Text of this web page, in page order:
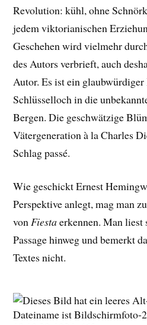
Revolution: kühl, ohne
jedem viktorianischen
Geschehen wird vielmehr
des Autors verbrieft, auch
Autor. Es ist ein
Schlüsselloch in die
Bergen. Die geschwätzige
Vätergeneration à la Charles
Schlag passé.
Wie geschickt Ernest
Perspektive anlegt, mag man
vonFiestaerkennen. Man liest
Passage hinweg und bemerkt
Textes nicht.